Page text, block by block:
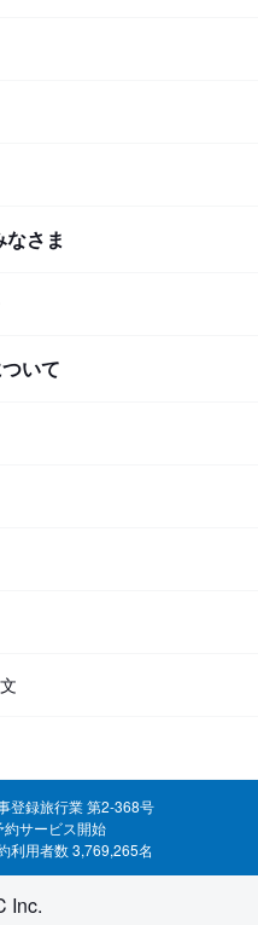
さま
いて
登録旅行業 第2-368号
サービス開始
利用者数 3,769,265名
Inc.